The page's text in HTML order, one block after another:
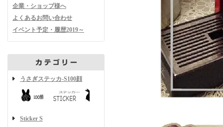
企業・ショップ様へ
よくあるお問い合わせ
イベント予定・履歴2019～
うさぎステッカ-S100顔
Sticker S